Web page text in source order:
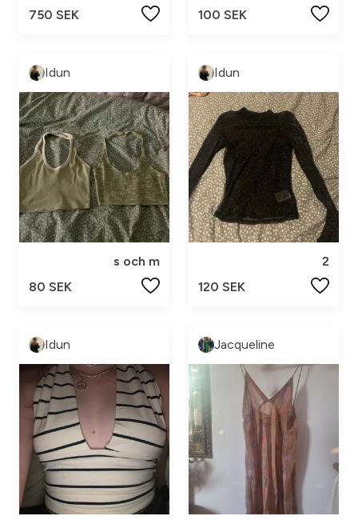
750 SEK 100 SEK
Idun
s och m
80 SEK
Idun
2
120 SEK
Idun Jacqueline